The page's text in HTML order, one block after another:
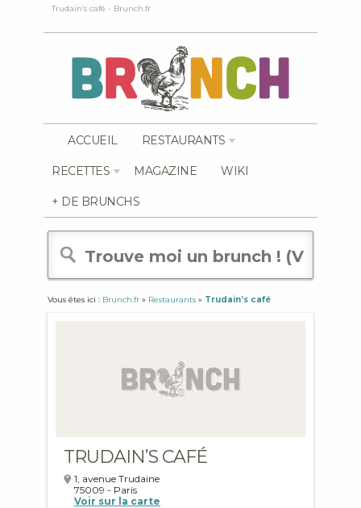
Trudain’s café - Brunch.fr
ACCUEIL RESTAURANTS
RECETTES MAGAZINE WIKI
+ DE BRUNCHS
Vous êtes ici : Brunch.fr » Restaurants » Trudain’s café
TRUDAIN’S CAFÉ
1, avenue Trudaine
75009 - Paris
Voir sur la carte